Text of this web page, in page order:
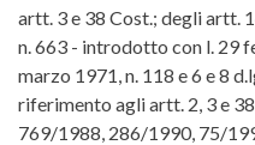
artt. 3 e 38 Cost.; degli artt.
n. 663 - introdotto con l. 29
marzo 1971, n. 118 e 6 e 8
riferimento agli artt. 2, 3 e
769/1988, 286/1990, 75/